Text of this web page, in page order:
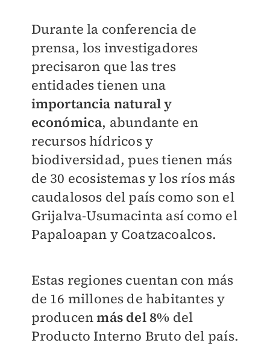
Durante la conferencia de
prensa, los investigadores
precisaron que las tres
entidades tienen una
importancia natural y
económica, abundante en
recursos hídricos y
biodiversidad, pues tienen más
de 30 ecosistemas y los ríos más
caudalosos del país como son el
Grijalva-Usumacinta así como el
Papaloapan y Coatzacoalcos.
Estas regiones cuentan con más
de 16 millones de habitantes y
producenmás del 8% del
Producto Interno Bruto del país.